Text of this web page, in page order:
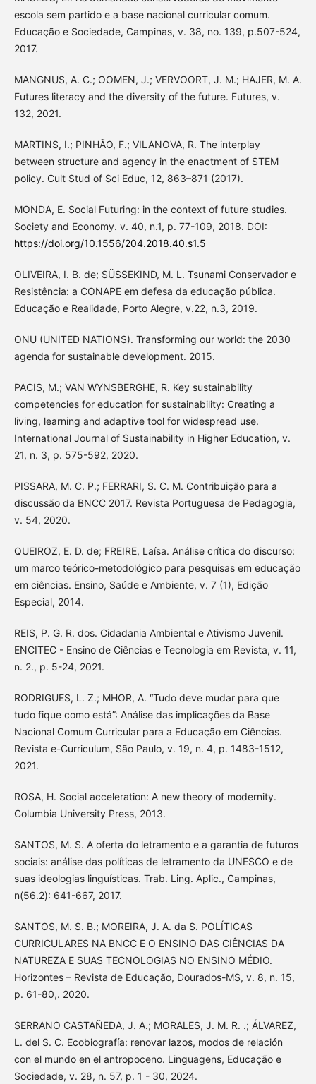
escola sem partido e a base nacional curricular comum.
Educação e Sociedade, Campinas, v. 38, no. 139, p.507-524,
2017.
MANGNUS, A. C.; OOMEN, J.; VERVOORT, J. M.; HAJER, M. A.
Futures literacy and the diversity of the future. Futures, v.
132, 2021.
MARTINS, I.; PINHÃO, F.; VILANOVA, R. The interplay
between structure and agency in the enactment of STEM
policy. Cult Stud of Sci Educ, 12, 863–871 (2017).
MONDA, E. Social Futuring: in the context of future studies.
Society and Economy. v. 40, n.1, p. 77-109, 2018. DOI:
https://doi.org/10.1556/204.2018.40.s1.5
OLIVEIRA, I. B. de; SÜSSEKIND, M. L. Tsunami Conservador e
Resistência: a CONAPE em defesa da educação pública.
Educação e Realidade, Porto Alegre, v.22, n.3, 2019.
ONU (UNITED NATIONS). Transforming our world: the 2030
agenda for sustainable development. 2015.
PACIS, M.; VAN WYNSBERGHE, R. Key sustainability
competencies for education for sustainability: Creating a
living, learning and adaptive tool for widespread use.
International Journal of Sustainability in Higher Education, v.
21, n. 3, p. 575-592, 2020.
PISSARA, M. C. P.; FERRARI, S. C. M. Contribuição para a
discussão da BNCC 2017. Revista Portuguesa de Pedagogia,
v. 54, 2020.
QUEIROZ, E. D. de; FREIRE, Laísa. Análise crítica do discurso:
um marco teórico-metodológico para pesquisas em educação
em ciências. Ensino, Saúde e Ambiente, v. 7 (1), Edição
Especial, 2014.
REIS, P. G. R. dos. Cidadania Ambiental e Ativismo Juvenil.
ENCITEC - Ensino de Ciências e Tecnologia em Revista, v. 11,
n. 2., p. 5-24, 2021.
RODRIGUES, L. Z.; MHOR, A. “Tudo deve mudar para que
tudo fique como está”: Análise das implicações da Base
Nacional Comum Curricular para a Educação em Ciências.
Revista e-Curriculum, São Paulo, v. 19, n. 4, p. 1483-1512,
2021.
ROSA, H. Social acceleration: A new theory of modernity.
Columbia University Press, 2013.
SANTOS, M. S. A oferta do letramento e a garantia de futuros
sociais: análise das políticas de letramento da UNESCO e de
suas ideologias linguísticas. Trab. Ling. Aplic., Campinas,
n(56.2): 641-667, 2017.
SANTOS, M. S. B.; MOREIRA, J. A. da S. POLÍTICAS
CURRICULARES NA BNCC E O ENSINO DAS CIÊNCIAS DA
NATUREZA E SUAS TECNOLOGIAS NO ENSINO MÉDIO.
Horizontes – Revista de Educação, Dourados-MS, v. 8, n. 15,
p. 61-80,. 2020.
SERRANO CASTAÑEDA, J. A.; MORALES, J. M. R. .; ÁLVAREZ,
L. del S. C. Ecobiografía: renovar lazos, modos de relación
con el mundo en el antropoceno. Linguagens, Educação e
Sociedade, v. 28, n. 57, p. 1 - 30, 2024.